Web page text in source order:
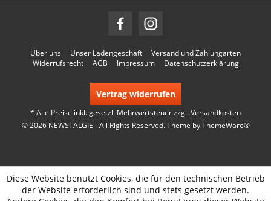
Über uns Unser Ladengeschäft
Versand und Zahlungarten
Widerrufsrecht
AGB Impressum Datenschutzerklärung
Vertrag widerrufen
* Alle Preise inkl. gesetzl. Mehrwertsteuer zzgl.Versandkosten
© 2026 NEWSTALGIE - All Rights Reserved. Theme byThemeWare®
Diese Website benutzt Cookies, die für den technischen Betrieb
der Website erforderlich sind und stets gesetzt werden.